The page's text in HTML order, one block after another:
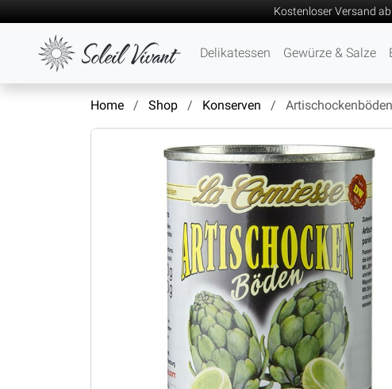
Kostenloser Versand
Delikatessen Gewürze & Salze
Home Shop Konserven